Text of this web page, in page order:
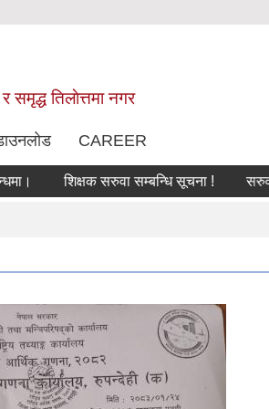
तिलाेत्तमा नगर
CAREER
शिक्षक सरुवा सम्बन्धि सूचना ! सरुवा